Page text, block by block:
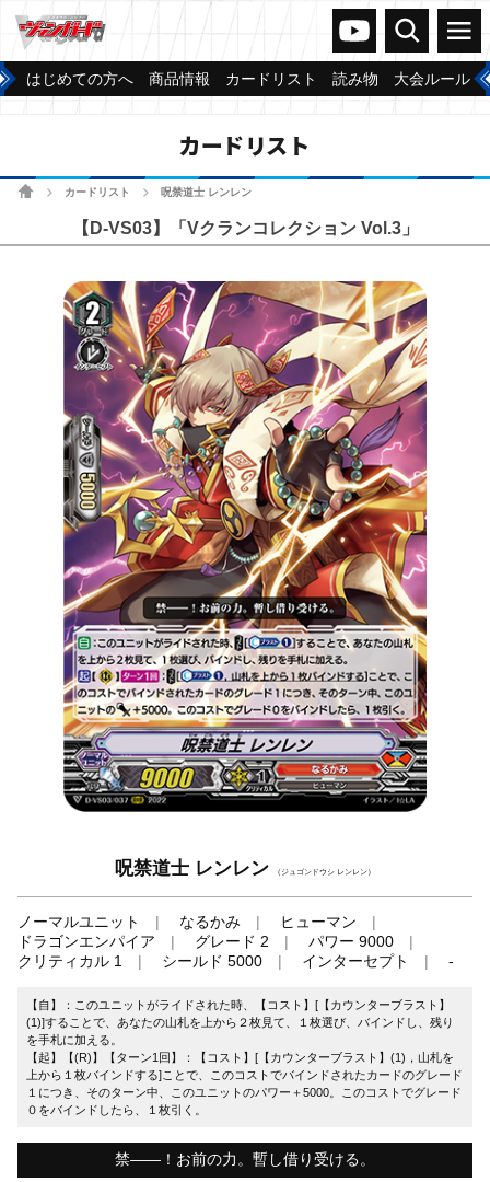
ヴァンガードch
検索 メニュー
はじめての方へ 商品情報 カードリスト 読み物 大会ルール
カードリスト
ホームカードリスト 呪禁道士 レンレン
【D-VS03】「Vクランコレクション Vol.3」
呪禁道士 レンレン （ジュゴンドウシ レンレン）
ノーマルユニット なるかみ
ヒューマン
ドラゴンエンパイア
グレード 2
パワー 9000
クリティカル 1
シールド 5000 インターセプト -
【自】：このユニットがライドされた時、【コスト】[【カウンターブラスト】
(1)]することで、あなたの山札を上から２枚見て、１枚選び、バインドし、残り
を手札に加える。
【起】【(R)】【ターン1回】：【コスト】[【カウンターブラスト】(1)，山札を
上から１枚バインドする]ことで、このコストでバインドされたカードのグレード
１につき、そのターン中、このユニットのパワー＋5000。このコストでグレード
０をバインドしたら、１枚引く。
禁――！お前の力。暫し借り受ける。